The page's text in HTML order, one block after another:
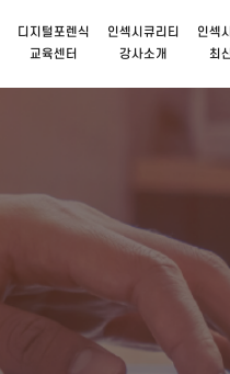
디지털포렌식
교육센터
인섹시큐리티
강사소개
인섹
최